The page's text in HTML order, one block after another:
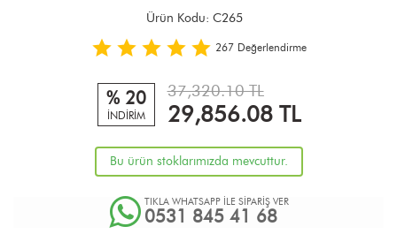
Ürün Kodu: C265
267 Değerlendirme
% 20
İNDİRİM
37,320.10 TL
29,856.08TL
Bu ürün stoklarımızda mevcuttur.
TIKLA WHATSAPP İLE SİPARİŞ VER
0531 845 41 68